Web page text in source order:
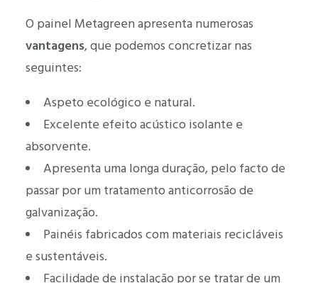
O painel Metagreen apresenta numerosas
vantagens, que podemos concretizar nas
seguintes:
Aspeto ecológico e natural.
Excelente efeito acústico isolante e
absorvente.
Apresenta uma longa duração, pelo facto de
passar por um tratamento anticorrosão de
galvanização.
Painéis fabricados com materiais recicláveis
e sustentáveis.
Facilidade de instalação por se tratar de um